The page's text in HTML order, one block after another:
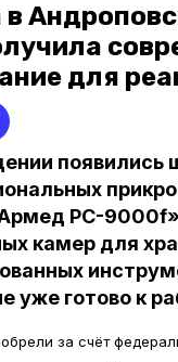
для
появились
PC-
камер для
уже готово к
за счёт